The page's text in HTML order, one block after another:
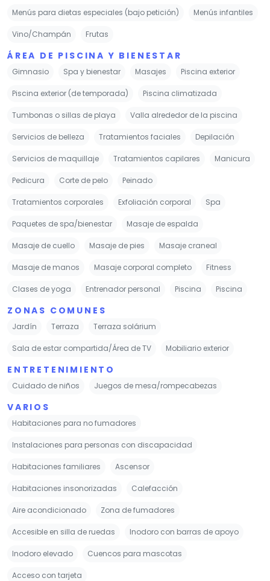
Menús para dietas especiales (bajo petición) Menús infantiles
Vino/Champán Frutas
ÁREA DE PISCINA Y BIENESTAR
Gimnasio Spa y bienestar Masajes Piscina exterior
Piscina exterior (de temporada) Piscina climatizada
Tumbonas o sillas de playa Valla alrededor de la piscina
Servicios de belleza Tratamientos faciales Depilación
Servicios de maquillaje Tratamientos capilares Manicura
Pedicura Corte de pelo Peinado
Tratamientos corporales Exfoliación corporal Spa
Paquetes de spa/bienestar Masaje de espalda
Masaje de cuello Masaje de pies Masaje craneal
Masaje de manos Masaje corporal completo Fitness
Clases de yoga Entrenador personal Piscina Piscina
ZONAS COMUNES
Jardín Terraza Terraza solárium
Sala de estar compartida/Área de TV Mobiliario exterior
ENTRETENIMIENTO
Cuidado de niños Juegos de mesa/rompecabezas
VARIOS
Habitaciones para no fumadores
Instalaciones para personas con discapacidad
Habitaciones familiares Ascensor
Habitaciones insonorizadas Calefacción
Aire acondicionado Zona de fumadores
Accesible en silla de ruedas Inodoro con barras de apoyo
Inodoro elevado Cuencos para mascotas
Acceso con tarjeta